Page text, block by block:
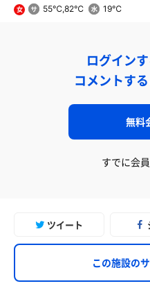
女 55℃,82℃ 19℃
ログイン
コメントす
無料
すでに会
ツイート
この施設の